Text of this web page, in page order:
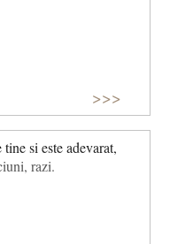
>>>
si este adevarat,
razi.